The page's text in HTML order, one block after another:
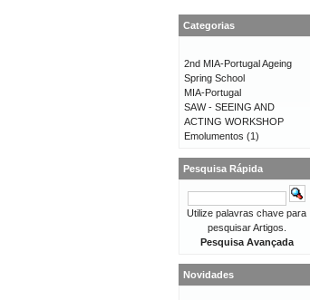
Categorias
2nd MIA-Portugal Ageing
Spring School
MIA-Portugal
SAW - SEEING AND
ACTING WORKSHOP
Emolumentos (1)
Pesquisa Rápida
Utilize palavras chave para
pesquisar Artigos.
Pesquisa Avançada
Novidades